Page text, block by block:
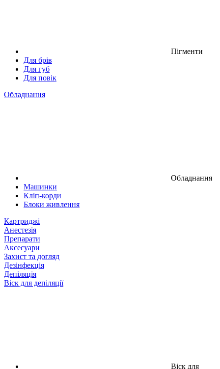
Пігменти
Для брів
Для губ
Для повік
Обладнання
Обладнання
Машинки
Кліп-корди
Блоки живлення
Картриджі
Анестезія
Препарати
Аксесуари
Захист та догляд
Дезінфекція
Депіляція
Віск для депіляції
Віск для